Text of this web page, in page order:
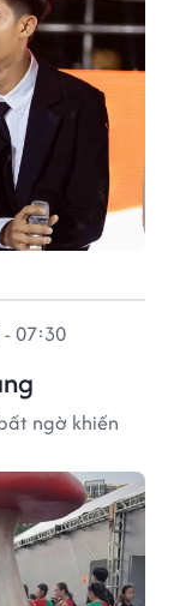
07:30
ngờ khiến